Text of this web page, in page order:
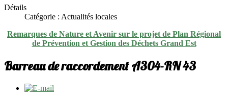
Détails
Catégorie : Actualités locales
Remarques de Nature et Avenir sur le projet de Plan Régional
de Prévention et Gestion des Déchets Grand Est
Barreau de raccordement A304-RN 43